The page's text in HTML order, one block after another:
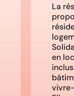
La
en